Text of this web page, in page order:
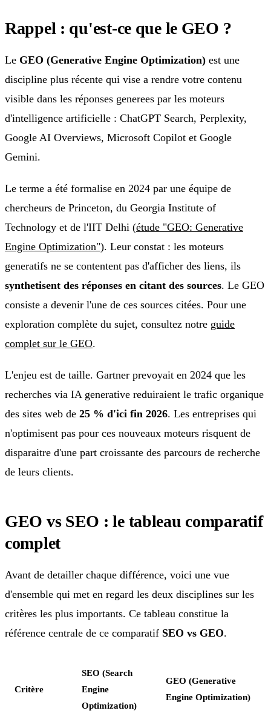
Rappel : qu'est-ce que le GEO ?
Le GEO (Generative Engine Optimization) est une
discipline plus récente qui vise a rendre votre contenu
visible dans les réponses generees par les moteurs
d'intelligence artificielle : ChatGPT Search, Perplexity,
Google AI Overviews, Microsoft Copilot et Google
Gemini.
Le terme a été formalise en 2024 par une équipe de
chercheurs de Princeton, du Georgia Institute of
Technology et de l'IIT Delhi (étude "GEO: Generative
Engine Optimization"). Leur constat : les moteurs
generatifs ne se contentent pas d'afficher des liens, ils
synthetisent des réponses en citant des sources. Le GEO
consiste a devenir l'une de ces sources citées. Pour une
exploration complète du sujet, consultez notre guide
complet sur le GEO.
L'enjeu est de taille. Gartner prevoyait en 2024 que les
recherches via IA generative reduiraient le trafic organique
des sites web de 25 % d'ici fin 2026. Les entreprises qui
n'optimisent pas pour ces nouveaux moteurs risquent de
disparaitre d'une part croissante des parcours de recherche
de leurs clients.
GEO vs SEO : le tableau comparatif
complet
Avant de detailler chaque différence, voici une vue
d'ensemble qui met en regard les deux disciplines sur les
critères les plus importants. Ce tableau constitue la
référence centrale de ce comparatif SEO vs GEO.
Critère
SEO (Search
Engine
Optimization)
GEO (Generative
Engine Optimization)